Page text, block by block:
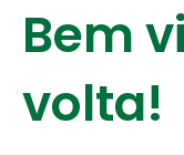
Bem
volta!